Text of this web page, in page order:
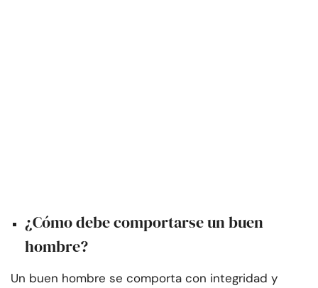
¿Cómo debe comportarse un buen
hombre?
Un buen hombre se comporta con integridad y